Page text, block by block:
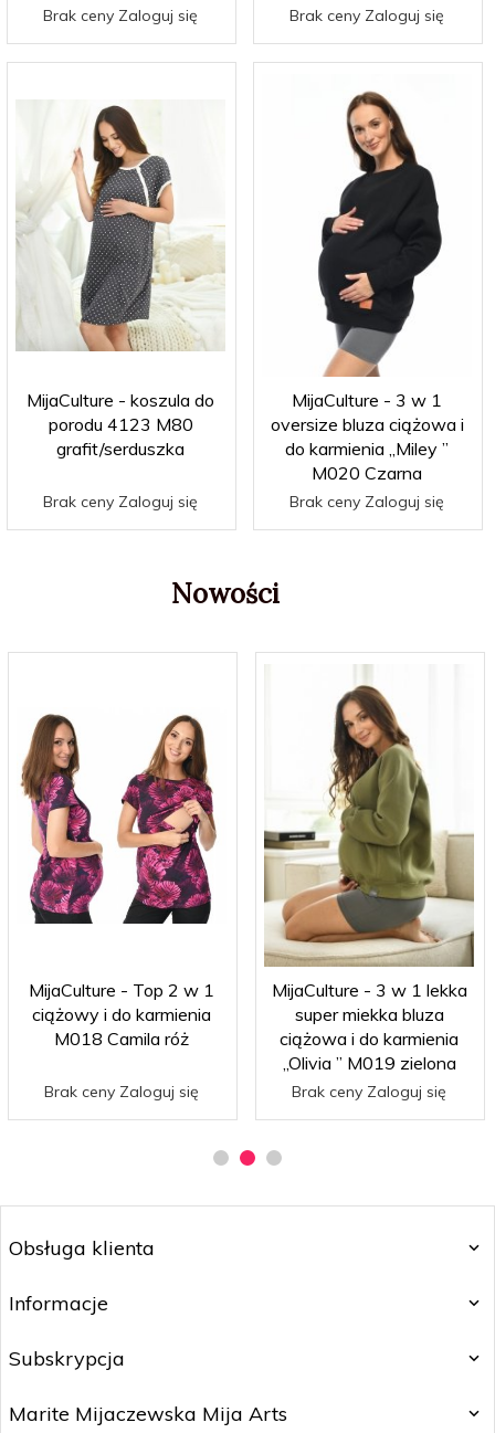
Brak ceny Zaloguj się Brak ceny Zaloguj się
MijaCulture - koszula do
porodu 4123 M80
grafit/serduszka
Brak ceny Zaloguj się
MijaCulture - 3 w 1
oversize bluza ciążowa i
do karmienia „Miley ”
M020 Czarna
Brak ceny Zaloguj się
Nowości
MijaCulture - Top 2 w 1
ciążowy i do karmienia
M018 Camila róż
Brak ceny Zaloguj się
MijaCulture - 3 w 1 lekka
super miekka bluza
ciążowa i do karmienia
„Olivia ” M019 zielona
Brak ceny Zaloguj się
Obsługa klienta
Informacje
Subskrypcja
Marite Mijaczewska Mija Arts